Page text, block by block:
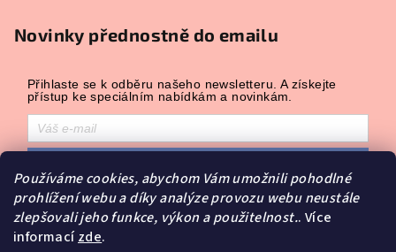
Používáme cookies, abychom Vám umožnili pohodlné
prohlížení webu a díky analýze provozu webu neustále
zlepšovali jeho funkce, výkon a použitelnost.. Více
informacízde.
Novinky přednostně do emailu
Přihlaste se k odběru našeho newsletteru. A získejte
přístup ke speciálním nabídkám a novinkám.
Přihlášením souhlasíte se zasíláním obchodních sdělení a se
zpracováním osobních údajů.
Powered by Leadhub.